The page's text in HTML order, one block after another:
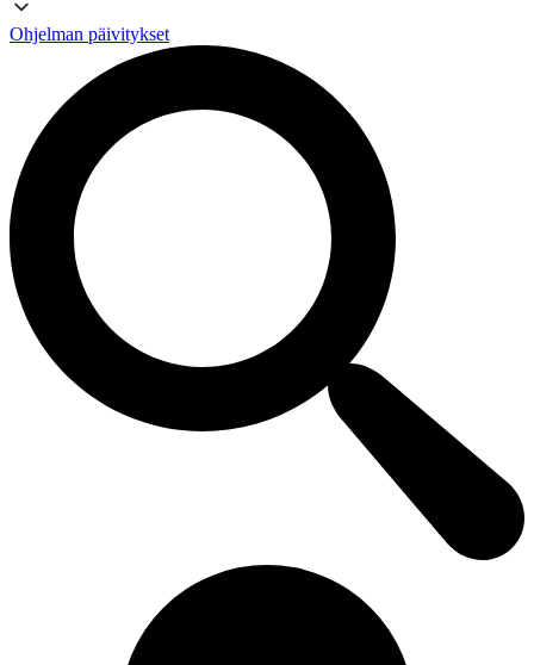
Ohjelman päivitykset